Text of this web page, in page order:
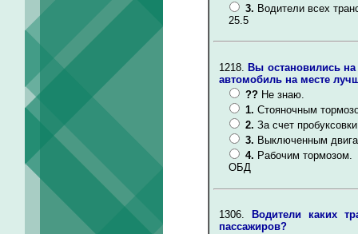
3. Водители всех
25.5
1218.
Вы остановились
автомобиль на месте
?? Не знаю.
1. Стояночным
2. За счет
3. Выключенным
4. Рабочим тормозом.
ОБД
1306.
Водители каких
пассажиров?